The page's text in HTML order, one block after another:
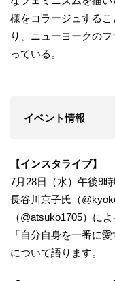
様をコラージュする
り、ニューヨークの
っている。
イベント情報
【インスタライブ】
7月28日（水）午後9時
長谷川京子氏（
（@atsuko1705）に
「自分自身を一番に
について語ります。